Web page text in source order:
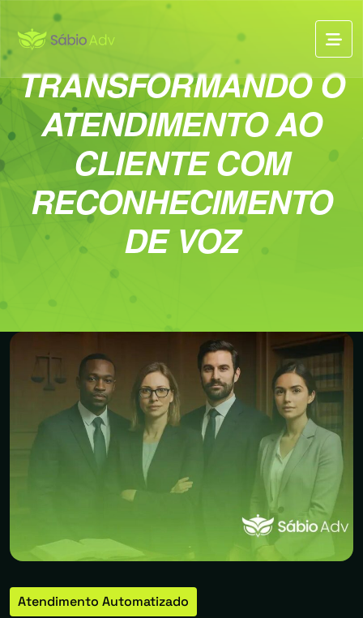
TRANSFORMANDO O
ATENDIMENTO AO
CLIENTE COM
RECONHECIMENTO
DE VOZ
Atendimento Automatizado